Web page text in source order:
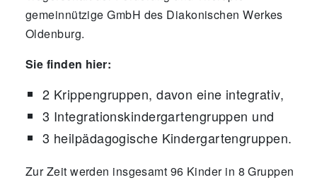
gemeinnützige GmbH des Diakonischen Werkes
Oldenburg.
Sie finden hier:
2 Krippengruppen, davon eine integrativ,
3 Integrationskindergartengruppen und
3 heilpädagogische Kindergartengruppen.
Zur Zeit werden insgesamt 96 Kinder in 8 Gruppen